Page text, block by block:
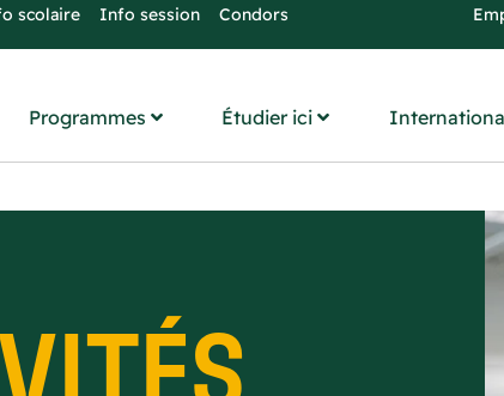
scolaire Info session Condors
Programmes Étudier ici